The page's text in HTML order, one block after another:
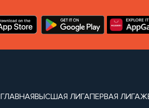
ГЛАВНАЯВЫСШАЯ ЛИГАПЕРВАЯ ЛИГА